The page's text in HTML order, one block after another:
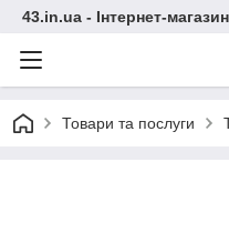
43.in.ua - Інтернет-
Товари та послуги